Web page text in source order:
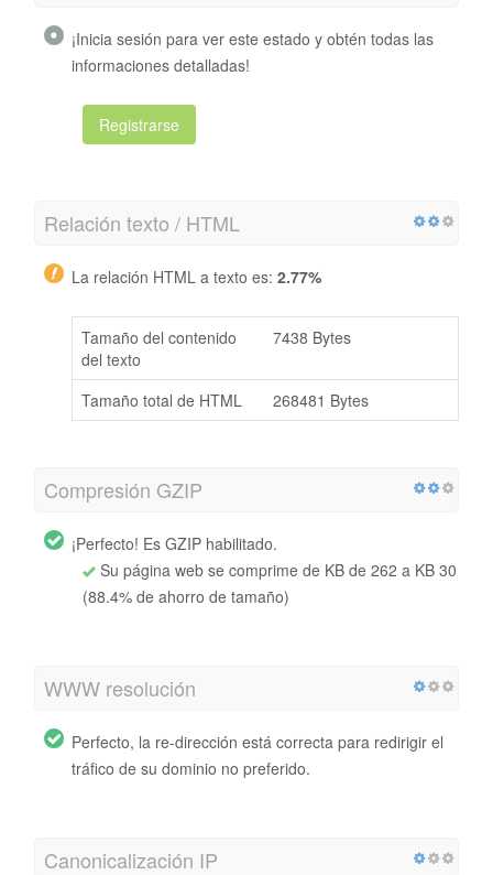
¡Inicia sesión para ver este estado y obtén todas las
informaciones detalladas!
Registrarse
Relación texto / HTML
La relación HTML a texto es: 2.77%
Tamaño del contenido
del texto
7438 Bytes
Tamaño total de HTML 268481 Bytes
Compresión GZIP
¡Perfecto! Es GZIP habilitado.
Su página web se comprime de KB de 262 a KB 30
(88.4% de ahorro de tamaño)
WWW resolución
Perfecto, la re-dirección está correcta para redirigir el
tráfico de su dominio no preferido.
Canonicalización IP